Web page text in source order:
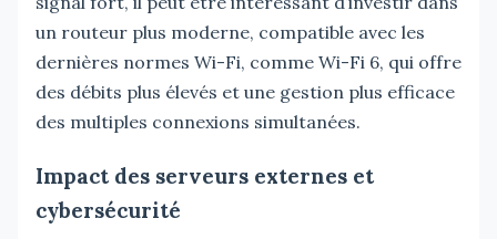
un routeur plus moderne, compatible avec les
dernières normes Wi-Fi, comme Wi-Fi 6, qui offre
des débits plus élevés et une gestion plus efficace
des multiples connexions simultanées.
Impact des serveurs externes et
cybersécurité